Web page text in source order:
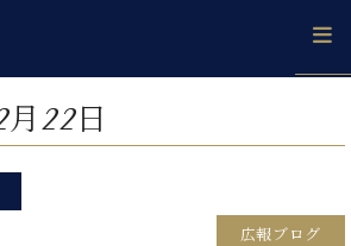
ン公式サイト
Site
22日
広報ブログ